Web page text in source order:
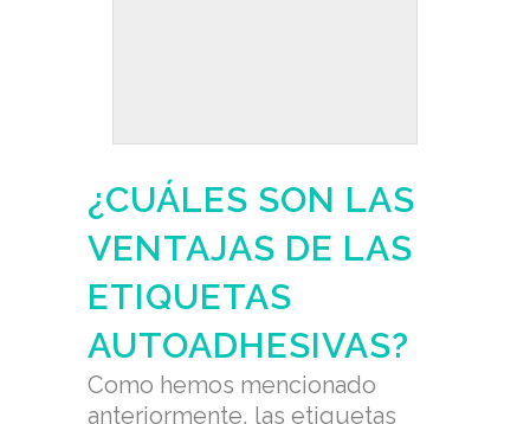
¿CUÁLES SON LAS
VENTAJAS DE LAS
ETIQUETAS
AUTOADHESIVAS?
Como hemos mencionado
anteriormente, las etiquetas